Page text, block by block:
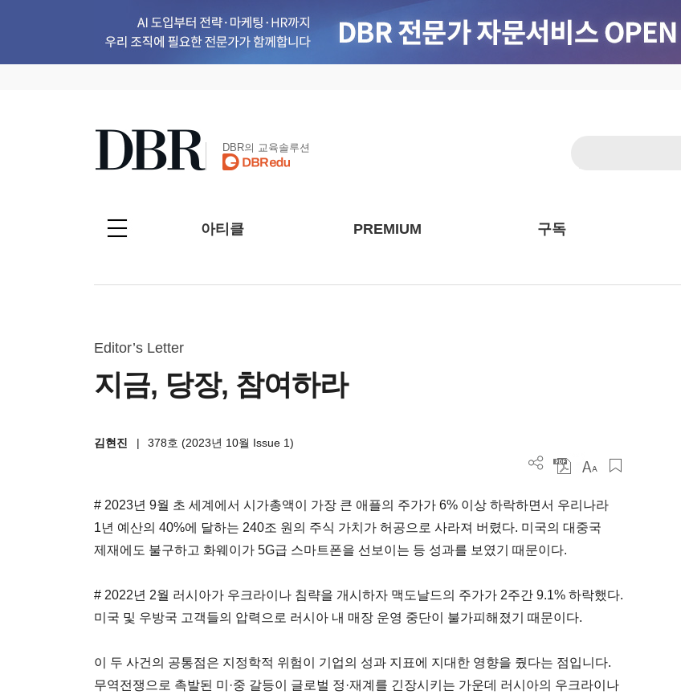
DBR의 교육솔루션
아티클 PREMIUM 구독
Editor’s Letter
지금, 당장, 참여하라
김현진 | 378호 (2023년 10월 Issue 1)
# 2023년 9월 초 세계에서 시가총액이 가장 큰 애플의 주가가 6% 이상 하락하면서 우리나라
1년 예산의 40%에 달하는 240조 원의 주식 가치가 허공으로 사라져 버렸다. 미국의 대중국
제재에도 불구하고 화웨이가 5G급 스마트폰을 선보이는 등 성과를 보였기 때문이다.
# 2022년 2월 러시아가 우크라이나 침략을 개시하자 맥도날드의 주가가 2주간 9.1% 하락했다.
미국 및 우방국 고객들의 압력으로 러시아 내 매장 운영 중단이 불가피해졌기 때문이다.
이 두 사건의 공통점은 지정학적 위험이 기업의 성과 지표에 지대한 영향을 줬다는 점입니다.
무역전쟁으로 촉발된 미·중 갈등이 글로벌 정·재계를 긴장시키는 가운데 러시아의 우크라이나